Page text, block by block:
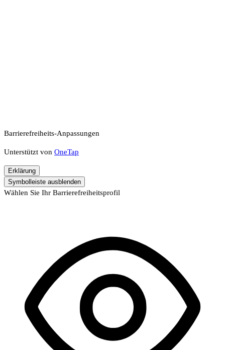
Barrierefreiheits-Anpassungen
Unterstützt von OneTap
Erklärung
Symbolleiste ausblenden
Wählen Sie Ihr Barrierefreiheitsprofil